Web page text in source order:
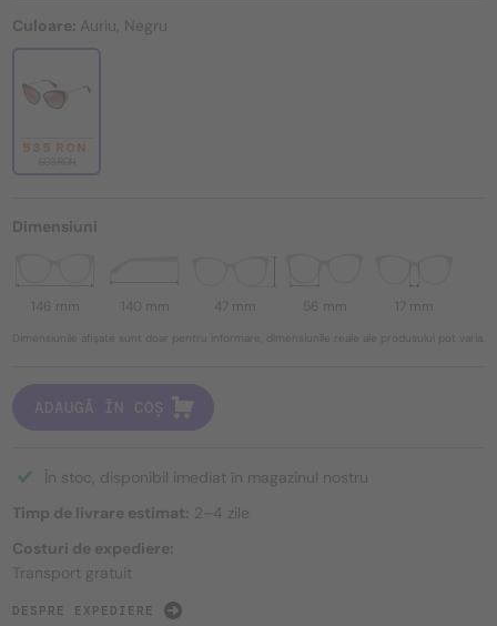
Culoare: Auriu, Negru
535 RON
Dimensiuni
146 mm 140 mm 47 mm 56 mm 17 mm
Dimensiunile afișate sunt doar pentru informare, dimensiunile reale ale produsului pot varia.
ADAUGĂ ÎN COȘ
În stoc, disponibil imediat în magazinul nostru
Timp de livrare estimat: 2–4 zile
Costuri de expediere:
Transport gratuit
DESPRE EXPEDIERE